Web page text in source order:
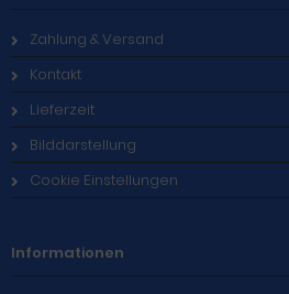
Zahlung & Versand
Kontakt
Lieferzeit
Bilddarstellung
Cookie Einstellungen
Informationen